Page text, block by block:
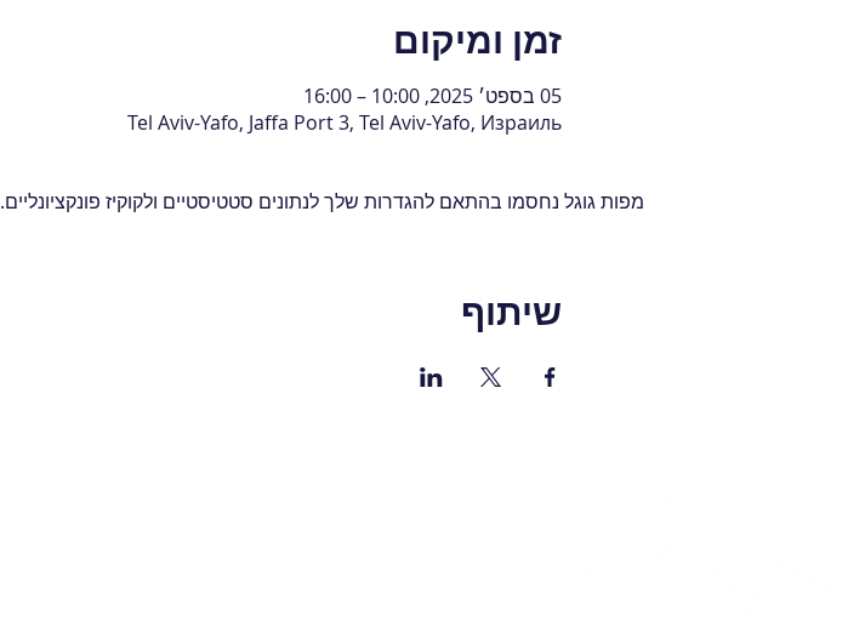
זמן ומיקום
05 בספט׳ 2025, 10:00 – 16:00
Tel Aviv-Yafo, Jaffa Port 3, Tel Aviv-Yafo, Израиль
מפות גוגל נחסמו בהתאם להגדרות שלך לנתונים סטטיסטיים ולקוקיז פונקציונליים.
שיתוף